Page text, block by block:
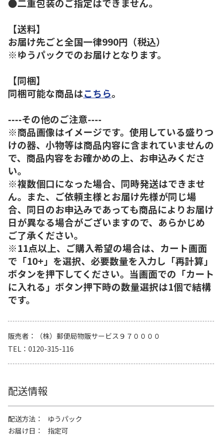
【送料】
お届け先ごと全国一律990円（税込）
※ゆうパックでのお届けとなります。
【同梱】
同梱可能な商品はこちら。
----その他のご注意----
※商品画像はイメージです。使用している盛りつ
けの器、小物等は商品内容に含まれていませんの
で、商品内容をお確かめの上、お申込みくださ
い。
※複数個口になった場合、同時発送はできませ
ん。また、ご依頼主様とお届け先様が同じ場
合、同日のお申込みであっても商品によりお届け
日が異なる場合がございますので、あらかじめ
ご了承ください。
※11点以上、ご購入希望の場合は、カート画面
で「10+」を選択、必要数量を入力し「再計算」
ボタンを押下してください。当画面での「カート
に入れる」ボタン押下時の数量選択は1個で結構
です。
販売者
（株）郵便局物販サービス９７００００
TEL
0120-315-116
配送情報
配送方法
ゆうパック
お届け日
指定可